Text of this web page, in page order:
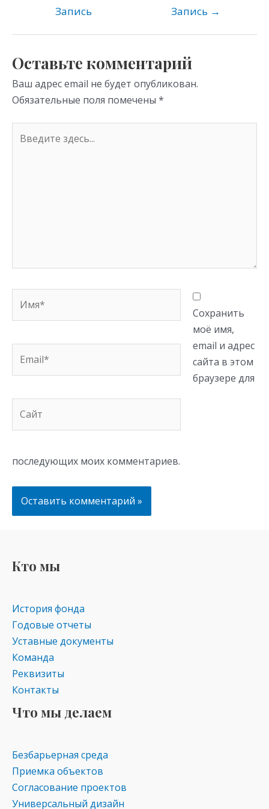
kl
as
ni
ki
a
m p
Запись Запись →
Оставьте комментарий
Ваш адрес email не будет опубликован.
Обязательные поля помечены *
здесь...
Сохранить
моё имя,
email и адрес
сайта в этом
браузере для
последующих моих комментариев.
Кто мы
История фонда
Годовые отчеты
Уставные документы
Команда
Реквизиты
Контакты
Что мы делаем
Безбарьерная среда
Приемка объектов
Согласование проектов
Универсальный дизайн